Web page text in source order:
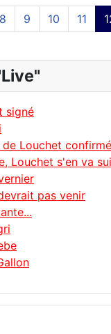
8 9 10 11
signé
Louchet confirmé
Louchet s'en va
pas venir